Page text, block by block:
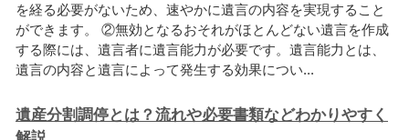
を経る必要がないため、速やかに遺言の内容を実現すること
ができます。 ②無効となるおそれがほとんどない遺言を作成
する際には、遺言者に遺言能力が必要です。遺言能力とは、
遺言の内容と遺言によって発生する効果につい...
遺産分割調停とは？流れや必要書類などわかりやすく